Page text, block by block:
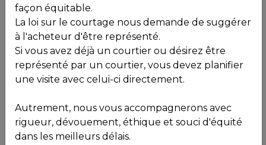
VOS
COURTIERS
Équipe
Partenaires
Vendu
, , ,
J0R 1T0
Voir plus de photos
façon équitable.
La loi sur le courtage nous demande de suggérer
à l'acheteur d'être représenté.
Si vous avez déjà un courtier ou désirez être
représenté par un courtier, vous devez planifier
une visite avec celui-ci directement.
Autrement, nous vous accompagnerons avec
rigueur, dévouement, éthique et souci d'équité
dans les meilleurs délais.